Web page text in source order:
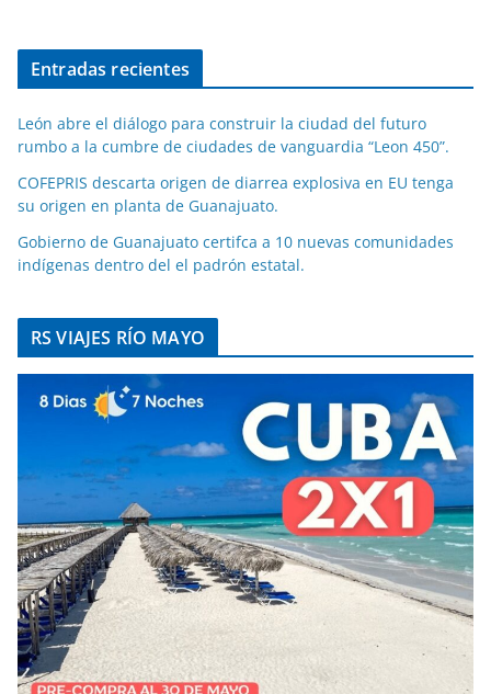
Entradas recientes
León abre el diálogo para construir la ciudad del futuro
rumbo a la cumbre de ciudades de vanguardia “Leon 450”.
COFEPRIS descarta origen de diarrea explosiva en EU tenga
su origen en planta de Guanajuato.
Gobierno de Guanajuato certifca a 10 nuevas comunidades
indígenas dentro del el padrón estatal.
RS VIAJES RÍO MAYO